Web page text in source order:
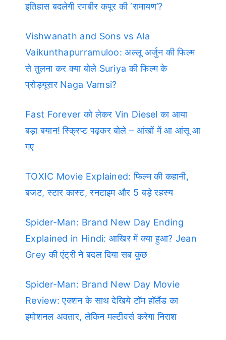
इतिहास बदलेगी रणबीर कपूर की ‘रामायण’?
Vishwanath and Sons vs Ala
Vaikunthapurramuloo: अल्लू अर्जुन की फिल्म
से तुलना कर क्या बोले Suriya की फिल्म के
प्रोड्यूसर Naga Vamsi?
Fast Forever को लेकर Vin Diesel का आया
बड़ा बयान! स्क्रिप्ट पढ़कर बोले – आंखों में आ आंसू आ
गए
TOXIC Movie Explained: फिल्म की कहानी,
बजट, स्टार कास्ट, रनटाइम और 5 बड़े रहस्य
Spider-Man: Brand New Day Ending
Explained in Hindi: आखिर में क्या हुआ? Jean
Grey की एंट्री ने बदल दिया सब कुछ
Spider-Man: Brand New Day Movie
Review: एक्शन के साथ देखिये टॉम हॉलैंड का
इमोशनल अवतार, लेकिन मल्टीवर्स करेगा निराश